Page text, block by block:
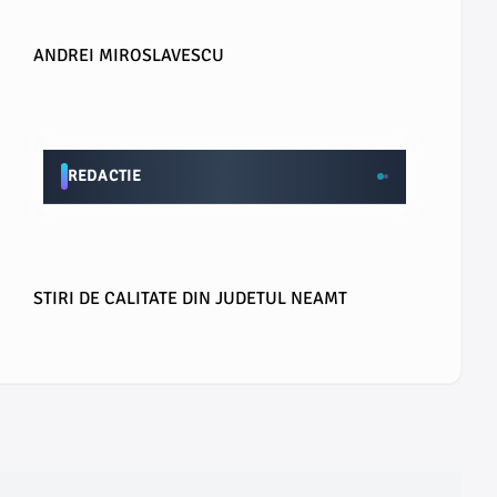
ANDREI MIROSLAVESCU
REDACTIE
STIRI DE CALITATE DIN JUDETUL NEAMT